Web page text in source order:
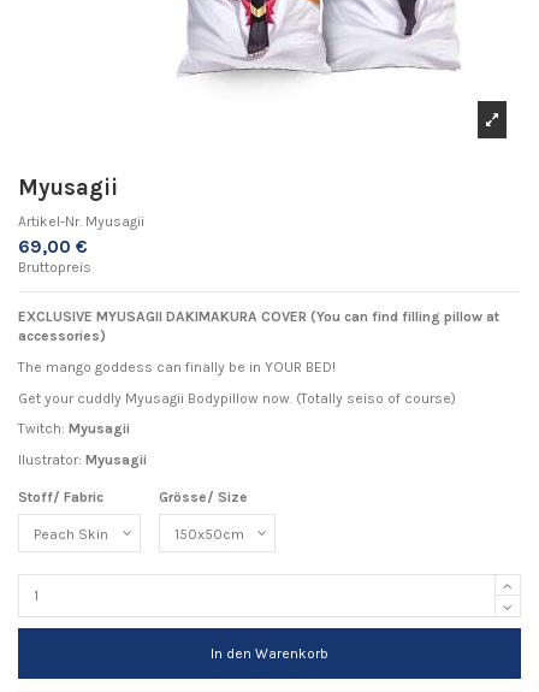
Myusagii
Artikel-Nr. Myusagii
69,00 €
Bruttopreis
EXCLUSIVE MYUSAGII DAKIMAKURA COVER (You can find filling pillow at
accessories)
The mango goddess can finally be in YOUR BED!
Get your cuddly Myusagii Bodypillow now. (Totally seiso of course)
Twitch: Myusagii
Ilustrator: Myusagii
Stoff/ Fabric Grösse/ Size
In den Warenkorb